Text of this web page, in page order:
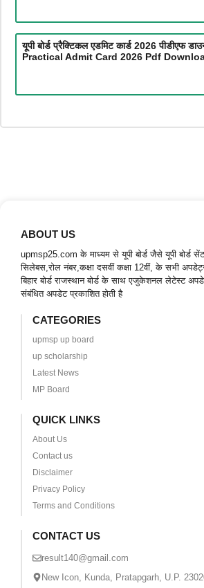
यूपी बोर्ड प्रैक्टिकल एडमिट कार्ड 2026 पीडीएफ
Practical Admit Card 2026 Pdf
ABOUT US
upmsp25.com के माध्यम से यूपी बोर्ड जैसे यूपी बोर्ड
सिलेबस,रोल नंबर,कक्षा दसवीं कक्षा 12वीं, के सभी
बिहार बोर्ड राजस्थान बोर्ड के साथ एजुकेशनल लेटेस्ट
संबंधित अपडेट प्रकाशित होती है
CATEGORIES
upmsp up board
up scholarship
Latest News
MP Board
QUICK LINKS
About Us
Contact us
Disclaimer
Privacy Policy
Terms and Conditions
CONTACT US
result140@gmail.com
New Icon, Kunda, Pratapgarh, U.P.